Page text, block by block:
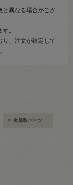
と異なる場合がござ
。
り、注文が確定して
> 金属製パーツ